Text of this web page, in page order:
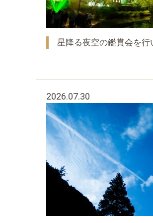
星降る夜空の鑑賞会を行
2026.07.30